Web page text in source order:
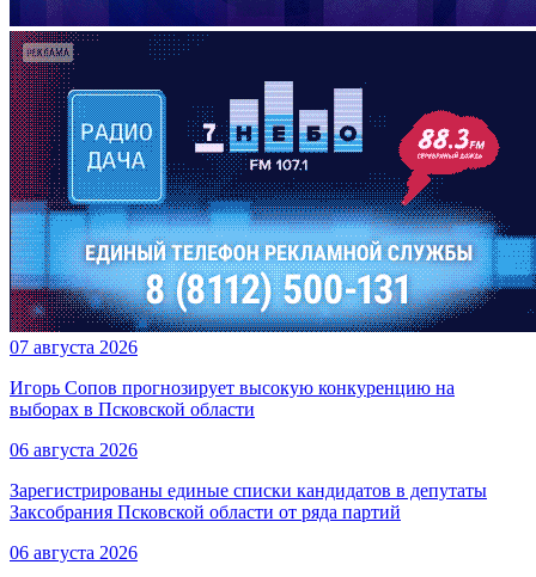
07 августа 2026
Игорь Сопов прогнозирует высокую конкуренцию на
выборах в Псковской области
06 августа 2026
Зарегистрированы единые списки кандидатов в депутаты
Заксобрания Псковской области от ряда партий
06 августа 2026